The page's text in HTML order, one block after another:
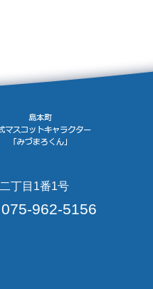
丁目1番1号
075-962-5156